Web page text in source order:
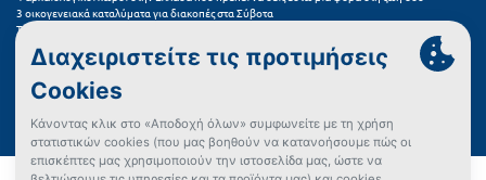
Σκιάθος
Σκόπελος
Σκύρος
3 οικογενειακά καταλύματα για διακοπές στα Σύβοτα
Τα 11 καλύτερα καλοκαιρινά resorts στην Ελλάδα
7 μικρά ελληνικά νησιά για αξέχαστες καλοκαιρινές διακοπές
5+1 ινσταγκραμικές παραλίες στην Ελλάδα που αξίζουν μια θέση στο feed σου
Συχνές Ερωτήσεις (FAQs) για Ξενοδοχεία